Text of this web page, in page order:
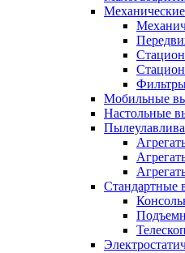
Мобильные
Настольные
Стандартные